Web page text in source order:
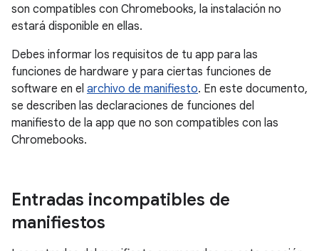
son compatibles con Chromebooks, la instalación no
estará disponible en ellas.
Debes informar los requisitos de tu app para las
funciones de hardware y para ciertas funciones de
software en el archivo de manifiesto. En este documento,
se describen las declaraciones de funciones del
manifiesto de la app que no son compatibles con las
Chromebooks.
Entradas incompatibles de
manifiestos